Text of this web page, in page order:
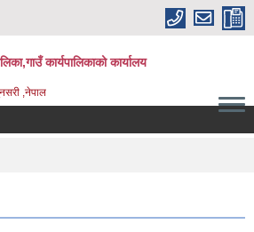
कार्यपालिकाको कार्यालय
,नेपाल